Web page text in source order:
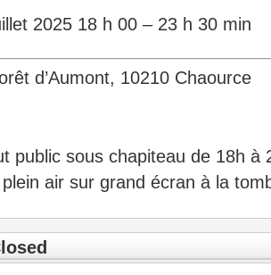
2025 18 h 00 – 23 h 30 min
d’Aumont, 10210 Chaource
public sous chapiteau de 18h à
air sur grand écran à la